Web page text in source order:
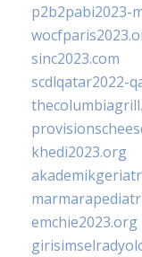
p2b2pabi2023-
sinc2023.com
scdlqatar2022-
khedi2023.org
emchie2023.org